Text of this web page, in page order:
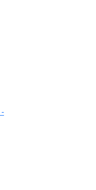
-